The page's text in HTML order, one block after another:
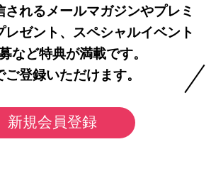
れるメールマガジンやプレミ
ゼント、スペシャルイベント
など特典が満載です。
登録いただけます。
新規会員登録